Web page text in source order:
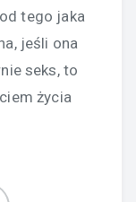
tego jaka
jeśli ona
seks, to
życia